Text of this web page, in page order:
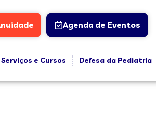
Agenda de Eventos
Serviços e Cursos
Defesa da Pediatria